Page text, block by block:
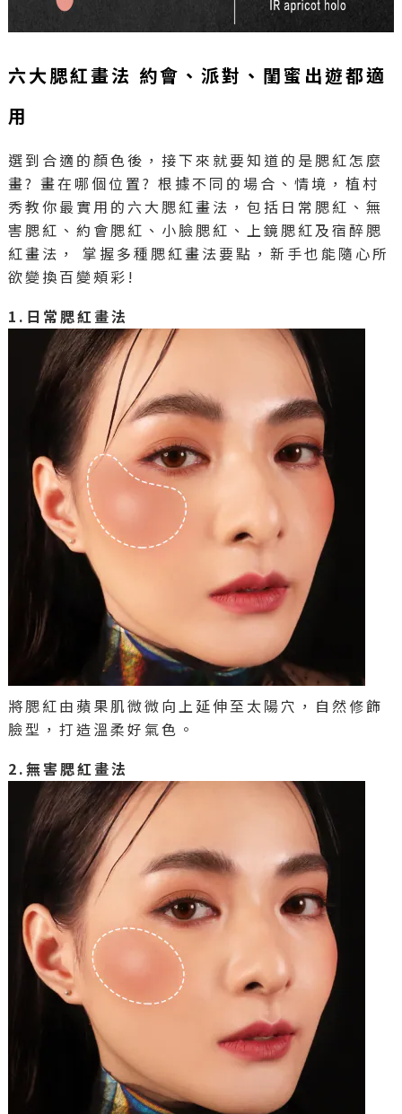
六大腮紅畫法 約會、派對、閨蜜出遊都適
用
選到合適的顏色後，接下來就要知道的是腮紅怎麼
畫? 畫在哪個位置? 根據不同的場合、情境，植村
秀教你最實用的六大腮紅畫法，包括日常腮紅、無
害腮紅、約會腮紅、小臉腮紅、上鏡腮紅及宿醉腮
紅畫法， 掌握多種腮紅畫法要點，新手也能隨心所
欲變換百變頰彩!
1.日常腮紅畫法
將腮紅由蘋果肌微微向上延伸至太陽穴，自然修飾
臉型，打造溫柔好氣色。
2.無害腮紅畫法